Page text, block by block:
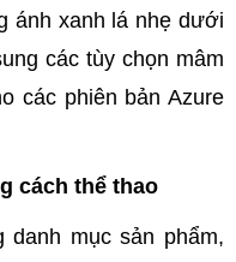
ánh xanh lá nhẹ dưới
các tùy chọn mâm
các phiên bản Azure
cách thể thao
danh mục sản phẩm,